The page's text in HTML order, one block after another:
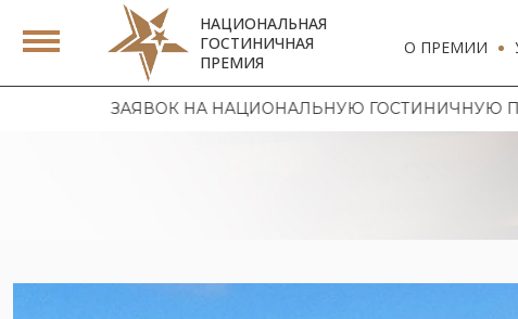
НАЦИОНАЛЬНАЯ
ГОСТИНИЧНАЯ
ПРЕМИЯ
О ПРЕМИИ
НА НАЦИОНАЛЬНУЮ ГОСТИНИЧНУЮ ПРЕМИЮ 2026 |